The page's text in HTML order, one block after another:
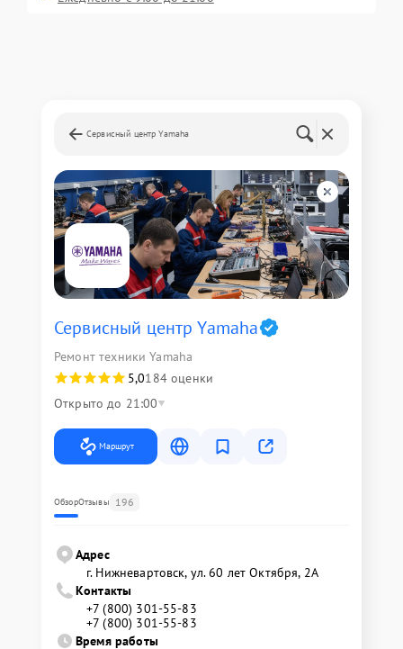
Сервисный центр Yamaha
Сервисный центр Yamaha
Ремонт техники Yamaha
5,0184 оценки
Открыто до 21:00
Маршрут
ОбзорОтзывы 196
Адрес
г. Нижневартовск, ул. 60 лет Октября, 2А
Контакты
+7 (800) 301-55-83
+7 (800) 301-55-83
Время работы